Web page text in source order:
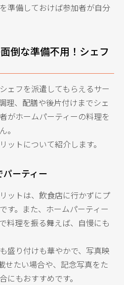
準備しておけば参加者が自分
倒な準備不用！シェフ
ェフを派遣してもらえるサー
理、配膳や後片付けまでシェ
がホームパーティーの料理を
。
ットについて紹介します。
パーティー
ットは、飲食店に行かずにプ
す。また、ホームパーティー
料理を振る舞えば、自慢にも
盛り付けも華やかで、写真映
せたい場合や、記念写真をた
にもおすすめです。